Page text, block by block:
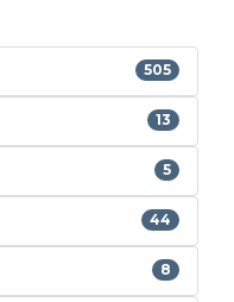
505
13
5
44
8